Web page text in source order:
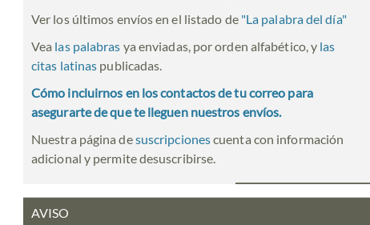
Ver los últimos envíos en el listado de "La palabra del día"
Vea las palabras ya enviadas, por orden alfabético, y las
citas latinas publicadas.
Cómo incluirnos en los contactos de tu correo para
asegurarte de que te lleguen nuestros envíos.
Nuestra página desuscripcionescuenta con información
adicional y permite desuscribirse.
AVISO